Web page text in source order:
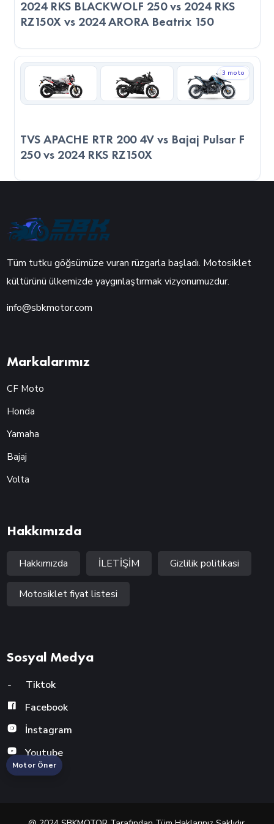
2024 RKS BLACKWOLF 250 vs 2024 RKS
RZ150X vs 2024 ARORA Beatrix 150
3 moto
TVS APACHE RTR 200 4V vs Bajaj Pulsar F
250 vs 2024 RKS RZ150X
Tüm tutku göğsümüze vuran rüzgarla başladı. Motosiklet
kültürünü ülkemizde yaygınlaştırmak vizyonumuzdur.
info@sbkmotor.com
Markalarımız
CF Moto
Honda
Yamaha
Bajaj
Volta
Hakkımızda
Hakkımızda İLETİŞİM Gizlilik politikasi
Motosiklet fiyat listesi
Sosyal Medya
-
Tiktok
Facebook
İnstagram
Youtube
Motor Öner